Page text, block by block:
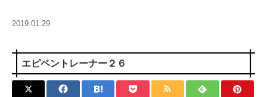
2019.01.29
エピペントレーナー２６